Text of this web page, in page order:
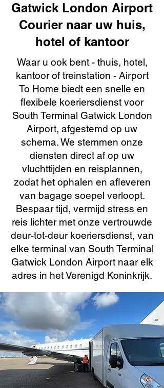
Gatwick London Airport
Courier naar uw huis,
hotel of kantoor
Waar u ook bent - thuis, hotel,
kantoor of treinstation - Airport
To Home biedt een snelle en
flexibele koeriersdienst voor
South Terminal Gatwick London
Airport, afgestemd op uw
schema. We stemmen onze
diensten direct af op uw
vluchttijden en reisplannen,
zodat het ophalen en afleveren
van bagage soepel verloopt.
Bespaar tijd, vermijd stress en
reis lichter met onze vertrouwde
deur-tot-deur koeriersdienst, van
elke terminal van South Terminal
Gatwick London Airport naar elk
adres in het Verenigd Koninkrijk.